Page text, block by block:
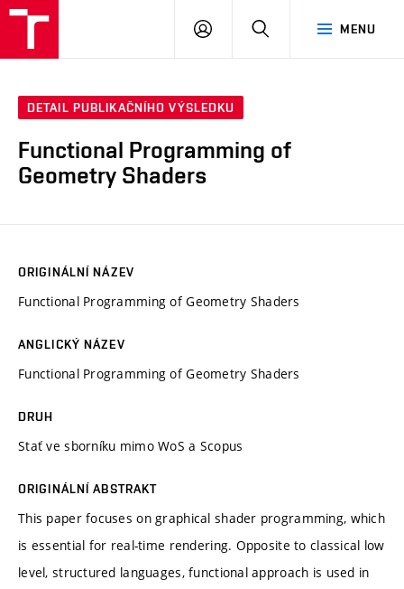
MENU
PŘIHLÁSIT
DETAIL PUBLIKAČNÍHO VÝSLEDKU
Functional Programming of
Geometry Shaders
ORIGINÁLNÍ NÁZEV
Functional Programming of Geometry Shaders
ANGLICKÝ NÁZEV
Functional Programming of Geometry Shaders
DRUH
Stať ve sborníku mimo WoS a Scopus
ORIGINÁLNÍ ABSTRAKT
This paper focuses on graphical shader programming, which
is essential for real-time rendering. Opposite to classical low
level, structured languages, functional approach is used in